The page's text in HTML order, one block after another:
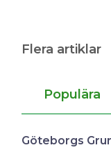
Flera artiklar
Populära
Göteborgs